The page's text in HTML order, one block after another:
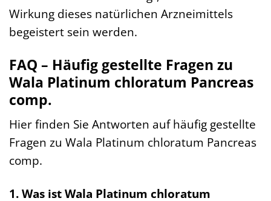
Wirkung dieses natürlichen Arzneimittels
begeistert sein werden.
FAQ – Häufig gestellte Fragen zu
Wala Platinum chloratum Pancreas
comp.
Hier finden Sie Antworten auf häufig gestellte
Fragen zu Wala Platinum chloratum Pancreas
comp.
1. Was ist Wala Platinum chloratum